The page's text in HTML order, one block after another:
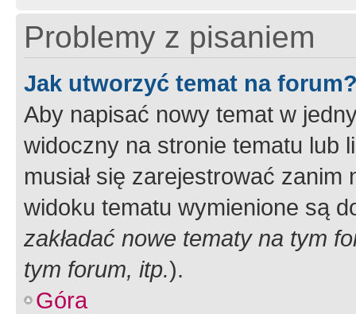
Problemy z pisaniem
Jak utworzyć temat na
Aby napisać nowy temat w
widoczny na stronie tematu lub
musiał się zarejestrować
widoku tematu wymienione są
zakładać nowe tematy na tym
tym forum, itp.).
Góra